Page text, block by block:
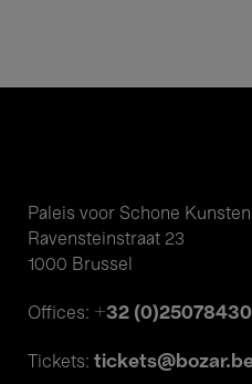
Paleis voor Schone Kunsten
Ravensteinstraat 23
1000 Brussel
Offices: +32 (0)25078430
Tickets: